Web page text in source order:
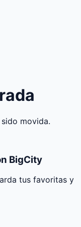
movida.
BigCity
tus favoritas y